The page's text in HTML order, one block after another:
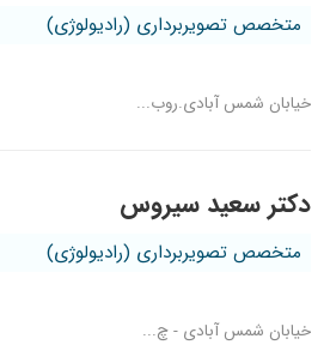
متخصص تصویربرداری (رادیولوژی)
خیابان شمس آبادی.روب...
دکتر سعید سیروس
متخصص تصویربرداری (رادیولوژی)
خیابان شمس آبادی - چ...